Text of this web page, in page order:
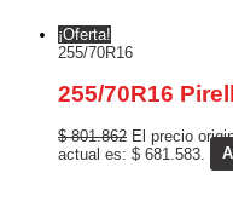
¡Oferta!
255/70R16
255/70R16
$801.862 El precio
actual es: $ 681.583.